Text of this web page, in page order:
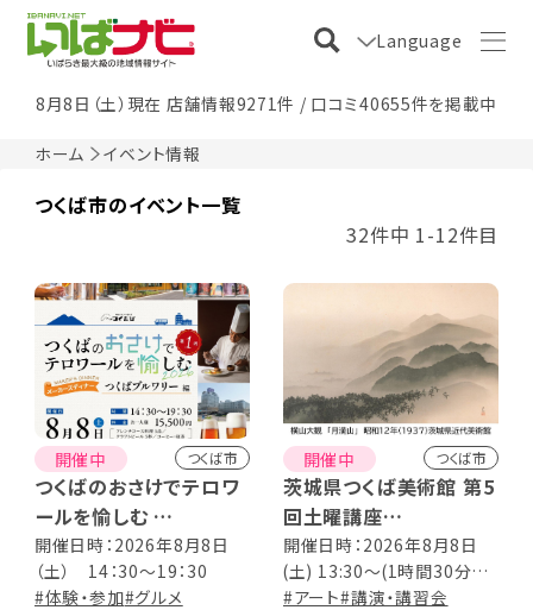
Language
8月8日（土）現在 店舗情報9271件 / 口コミ40655件を掲載中
ホーム イベント情報
つくば市のイベント一覧
32件中 1-12件目
開催中 つくば市
つくばのおさけでテロワ
ールを愉しむ
メーカーズディナー つく
ばブルワリー編
開催日時：2026年8月8日
（土） 14：30～19：30
#体験・参加#グルメ
開催中 つくば市
茨城県つくば美術館 第5
回土曜講座
「星に願いを 月に祈り
を」展作品紹介
開催日時：2026年8月8日
(土) 13:30～(1時間30分程
度)
#アート#講演・講習会